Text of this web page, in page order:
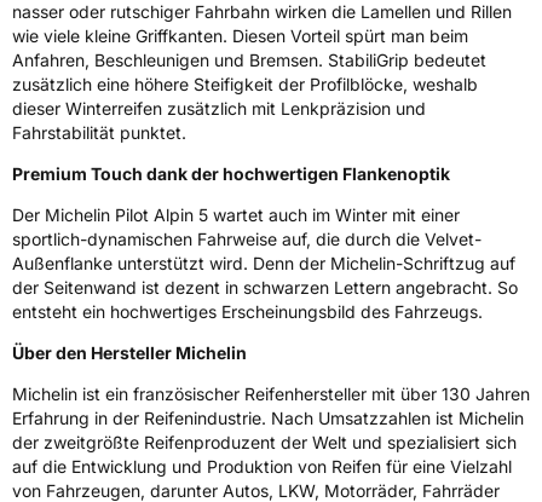
nasser oder rutschiger Fahrbahn wirken die Lamellen und Rillen
wie viele kleine Griffkanten. Diesen Vorteil spürt man beim
Anfahren, Beschleunigen und Bremsen. StabiliGrip bedeutet
zusätzlich eine höhere Steifigkeit der Profilblöcke, weshalb
dieser Winterreifen zusätzlich mit Lenkpräzision und
Fahrstabilität punktet.
Premium Touch dank der hochwertigen Flankenoptik
Der Michelin Pilot Alpin 5 wartet auch im Winter mit einer
sportlich-dynamischen Fahrweise auf, die durch die Velvet-
Außenflanke unterstützt wird. Denn der Michelin-Schriftzug auf
der Seitenwand ist dezent in schwarzen Lettern angebracht. So
entsteht ein hochwertiges Erscheinungsbild des Fahrzeugs.
Über den Hersteller Michelin
Michelin ist ein französischer Reifenhersteller mit über 130 Jahren
Erfahrung in der Reifenindustrie. Nach Umsatzzahlen ist Michelin
der zweitgrößte Reifenproduzent der Welt und spezialisiert sich
auf die Entwicklung und Produktion von Reifen für eine Vielzahl
von Fahrzeugen, darunter Autos, LKW, Motorräder, Fahrräder